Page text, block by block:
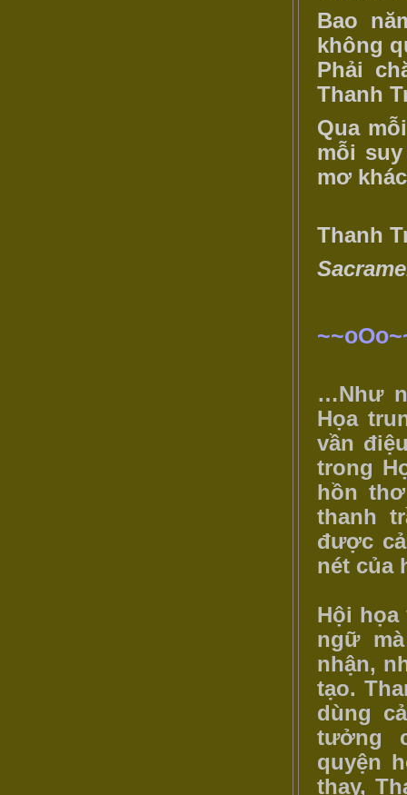
Bao
không
Phải
Thanh
Qua
mỗi
mơ
Thanh
…Như
Họa
vần
trong
hồn
thanh
được
nét của
Hội
ngữ mà
nhận,
tạo.
dùng
tưởng
quyện
thay,